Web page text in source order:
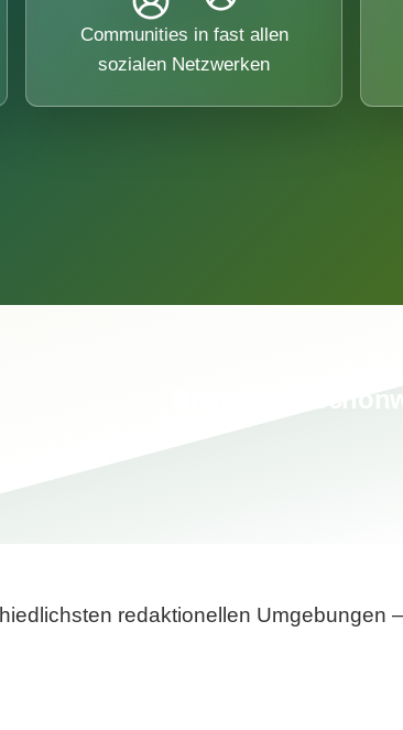
Communities in fast allen
sozialen Netzwerken
redaktionellen